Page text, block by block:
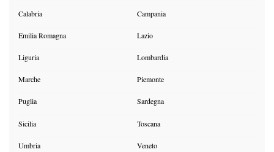
Calabria Campania
Emilia Romagna Lazio
Liguria Lombardia
Marche Piemonte
Puglia Sardegna
Sicilia Toscana
Umbria Veneto